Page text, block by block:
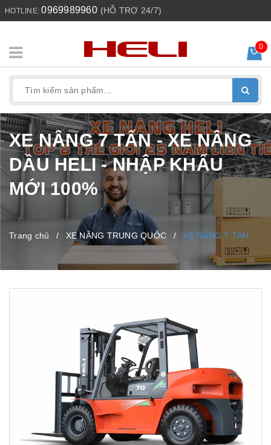
HOTLINE:0969989960 (HỖ TRỢ 24/7)
0
XE NÂNG 7 TẤN - XE NÂNG
DẦU HELI - NHẬP KHẨU
MỚI 100%
Trang chủ / XE NÂNG TRUNG QUỐC / XE NÂNG 7 TẤN